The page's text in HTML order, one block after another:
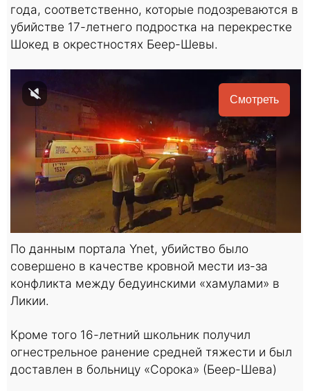
года, соответственно, которые подозреваются в
убийстве 17-летнего подростка на перекрестке
Шокед в окрестностях Беер-Шевы.
Смотреть
По данным портала Ynet, убийство было
совершено в качестве кровной мести из-за
конфликта между бедуинскими «хамулами» в
Ликии.
Кроме того 16-летний школьник получил
огнестрельное ранение средней тяжести и был
доставлен в больницу «Сорока» (Беер-Шева)